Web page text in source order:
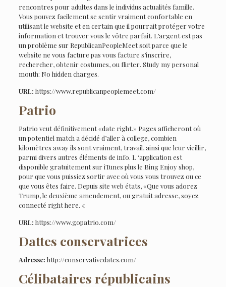
rencontres pour adultes dans le individus actualités famille.
Vous pouvez facilement se sentir vraiment confortable en
utilisant le website et en certain que il pourrait protéger votre
information et trouver vous le vôtre parfait. L’argent est pas
un problème sur RepublicanPeopleMeet soit parce que le
website ne vous facture pas vous facture s’inscrire,
rechercher, obtenir costumes, ou flirter. Study my personal
mouth: No hidden charges.
URL: https://www.republicanpeoplemeet.com/
Patrio
Patrio veut définitivement «date right.» Pages afficheront où
un potentiel match a décidé d’aller à college, combien
kilomètres away ils sont vraiment, travail, ainsi que leur vieillir,
parmi divers autres éléments de info. L ‘application est
disponible gratuitement sur iTunes plus le Bing Enjoy shop,
pour que vous puissiez sortir avec où vous vous trouvez ou ce
que vous êtes faire. Depuis site web états, «Que vous adorez
Trump, le deuxième amendement, ou gratuit adresse, soyez
connecté right here. «
URL: https://www.gopatrio.com/
Dattes conservatrices
Adresse: http://conservativedates.com/
Célibataires républicains